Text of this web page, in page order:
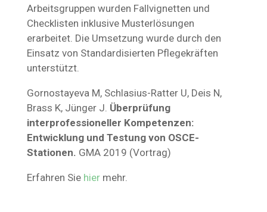
Arbeitsgruppen wurden Fallvignetten und
Checklisten inklusive Musterlösungen
erarbeitet. Die Umsetzung wurde durch den
Einsatz von Standardisierten Pflegekräften
unterstützt.
Gornostayeva M, Schlasius-Ratter U, Deis N,
Brass K, Jünger J. Überprüfung
interprofessioneller Kompetenzen:
Entwicklung und Testung von OSCE-
Stationen. GMA 2019 (Vortrag)
Erfahren Sie hiermehr.